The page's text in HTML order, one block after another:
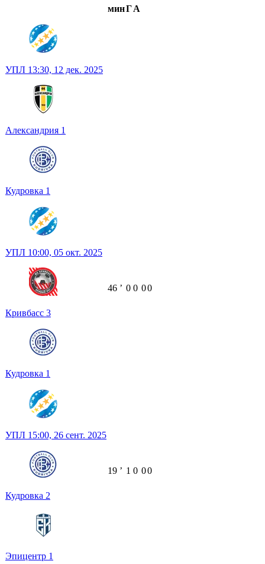
минГА
УПЛ 13:30, 12 дек. 2025
Александрия 1
Кудровка 1
УПЛ 10:00, 05 окт. 2025
Кривбасс 3
Кудровка 1
46 ʼ 0 0 00
УПЛ 15:00, 26 сент. 2025
Кудровка 2
Эпицентр 1
19 ʼ 1 0 00